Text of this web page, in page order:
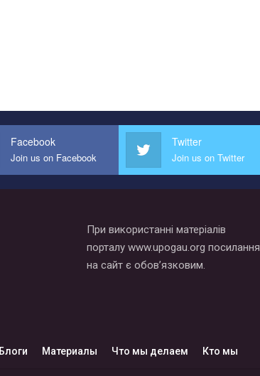
Facebook
Join us on Facebook
Twitter
Join us on Twitter
При використанні матеріалів
порталу www.upogau.org посилання
на сайт є обов’язковим.
Блоги Материалы Что мы делаем Кто мы